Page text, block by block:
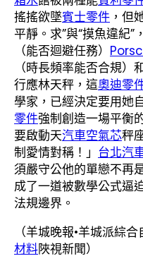
搖搖欲墜賓士零件 ，但
平靜。求”與“摸魚違紀”
（能否迴避任務）
（時長頻率能否合規）
行應林天秤，這奧迪零
學家，已經決定要用她
零件強制創造一場平衡
要啟動天汽車空氣芯秤
制愛情對稱！」 台北汽
須嚴守公他的單戀不再
成了一道被數學公式逼
法規邊界。
（羊城晚報•羊城派綜
材料陜視新聞）